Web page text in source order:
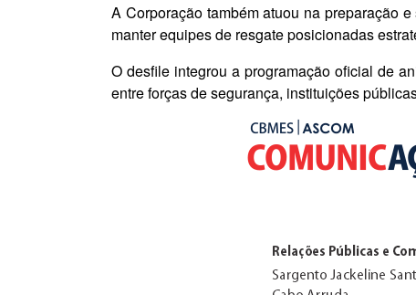
A Corporação também atuou na preparação
manter equipes de resgate posicionadas
O desfile integrou a programação oficial de
entre forças de segurança, instituições